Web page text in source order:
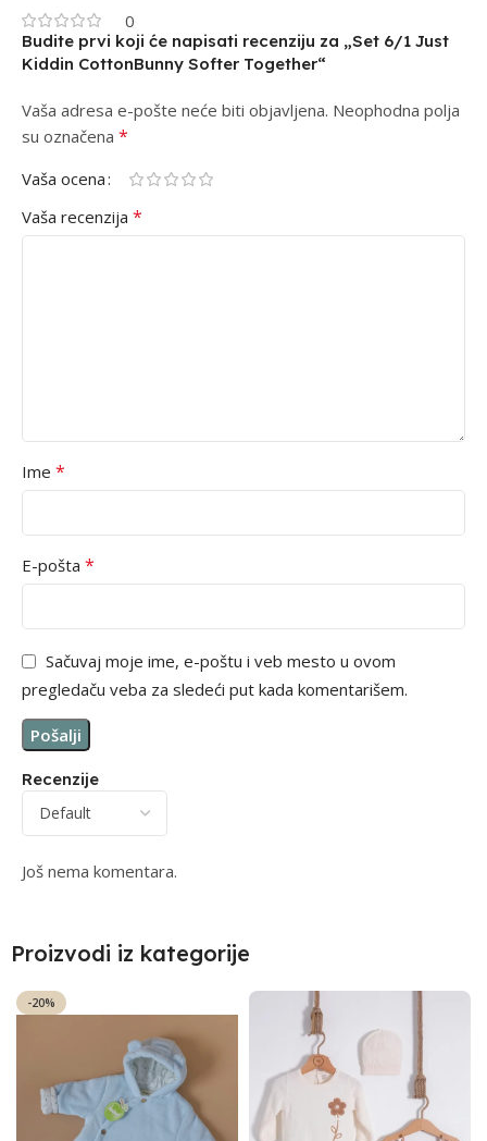
0
Recenzije
Još nema komentara.
Budite prvi koji će napisati recenziju za „Set 6/1 Just
Kiddin CottonBunny Softer Together“
Vaša adresa e-pošte neće biti objavljena. Neophodna polja
su označena *
Vaša ocena
Vaša recenzija *
Ime *
E-pošta *
Sačuvaj moje ime, e-poštu i veb mesto u ovom
pregledaču veba za sledeći put kada komentarišem.
Alternative:
Proizvodi iz kategorije
-20%